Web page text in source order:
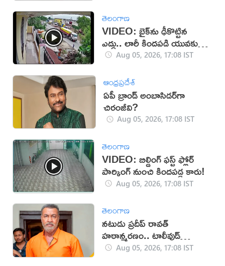
తెలంగాణ
VIDEO: బైక్‌ను ఢీకొట్టిన
ఎద్దు.. లారీ కిందపడి యువకుడు
మృతి!Aug 05, 2026, 17:08 IST
ఆంధ్రప్రదేశ్
ఏపీ బ్రాండ్ అంబాసిడర్‌గా
చిరంజీవి?
Aug 05, 2026, 17:08 IST
తెలంగాణ
VIDEO: బిల్డింగ్ ఫస్ట్ ఫ్లోర్
పార్కింగ్ నుంచి కిందపడ్డ కారు!
Aug 05, 2026, 17:08 IST
తెలంగాణ
నటుడు ప్రదీప్ రావత్
హఠాన్మరణం.. టాలీవుడ్
స్పందనపై విమర్శలు
Aug 05, 2026, 17:08 IST